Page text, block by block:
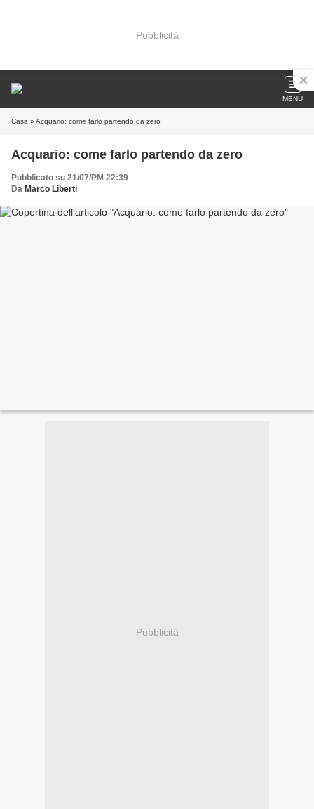
Pubblicità
MENU
Casa » Acquario: come farlo partendo da zero
Acquario: come farlo partendo da zero
Pubblicato su 21/07/PM 22:39
Da Marco Liberti
Pubblicità